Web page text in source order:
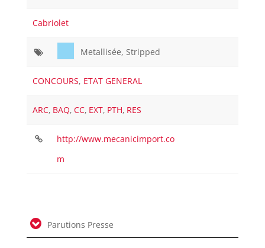
Cabriolet
Metallisée, Stripped
CONCOURS, ETAT GENERAL
ARC, BAQ, CC, EXT, PTH, RES
http://www.mecanicimport.co
m
Parutions Presse